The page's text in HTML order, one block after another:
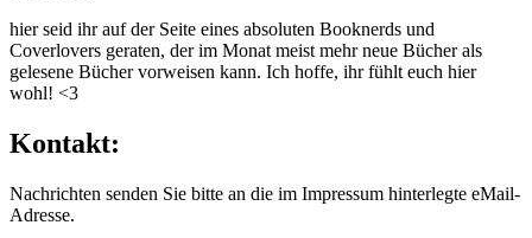
hier seid ihr auf der Seite eines absoluten Booknerds und
Coverlovers geraten, der im Monat meist mehr neue Bücher als
gelesene Bücher vorweisen kann. Ich hoffe, ihr fühlt euch hier
wohl! <3
Kontakt:
Nachrichten senden Sie bitte an die im Impressum hinterlegte eMail-
Adresse.